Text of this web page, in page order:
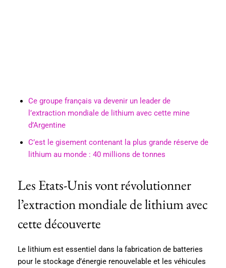
Ce groupe français va devenir un leader de
l’extraction mondiale de lithium avec cette mine
d’Argentine
C’est le gisement contenant la plus grande réserve de
lithium au monde : 40 millions de tonnes
Les Etats-Unis vont révolutionner
l’extraction mondiale de lithium avec
cette découverte
Le lithium est essentiel dans la fabrication de batteries
pour le stockage d’énergie renouvelable et les véhicules